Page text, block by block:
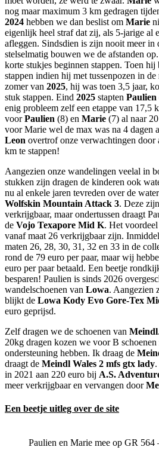
nog maar maximum 3 km gedragen
2024 hebben we dan beslist om Marie
eigenlijk heel straf dat zij, als 5-jarige al
afleggen. Sindsdien is zijn nooit meer in
stelselmatig bouwen we de afstanden op.
korte stukjes beginnen stappen. Toen
stappen indien hij met tussenpozen in
zomer van 2025, hij was toen 3,5 jaar,
stuk stappen. Eind 2025 stapten Paulien
enig probleem zelf een etappe van 17,5
voorPaulien (8) en Marie (7) al naar
voor Marie wel de max was na 4 dagen
Leon overtrof onze verwachtingen door
km te stappen!
Aangezien onze wandelingen veelal in
stukken zijn dragen de kinderen ook
nu al enkele jaren tevreden over de
Wolfskin Mountain Attack 3. Deze
verkrijgbaar, maar ondertussen draagt
de Vojo Texapore Mid K. Het voordeel
vanaf maat 26 verkrijgbaar zijn.
maten 26, 28, 30, 31, 32 en 33 in de
rond de 79 euro per paar, maar wij
euro per paar betaald. Een beetje
besparen! Paulien is sinds 2026
wandelschoenen van Lowa. Aangezien
blijkt de Lowa Kody Evo Gore-Tex
euro geprijsd.
Zelf dragen we de schoenen van Meindl
20kg dragen kozen we voor B
ondersteuning hebben. Ik draag de
draagt de Meindl Wales 2 mfs gtx lady
in 2021 aan 220 euro bij A.S.
meer verkrijgbaar en vervangen door
Een beetje uitleg over de site
Paulien en Marie mee op GR 564